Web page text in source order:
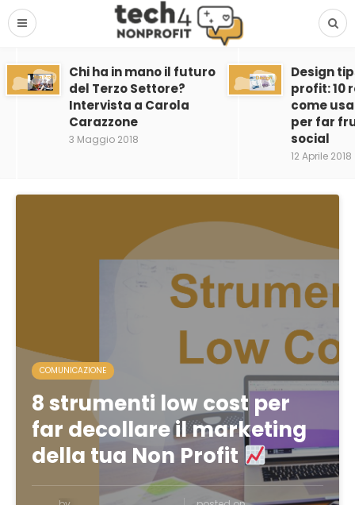
Chi ha in mano il futuro
del Terzo Settore?
Intervista a Carola
Carazzone
3 Maggio 2018
Design
profit: 10
come
per far
social
12 Aprile 2018
COMUNICAZIONE
8 strumenti low cost per
far decollare il marketing
della tua Non Profit